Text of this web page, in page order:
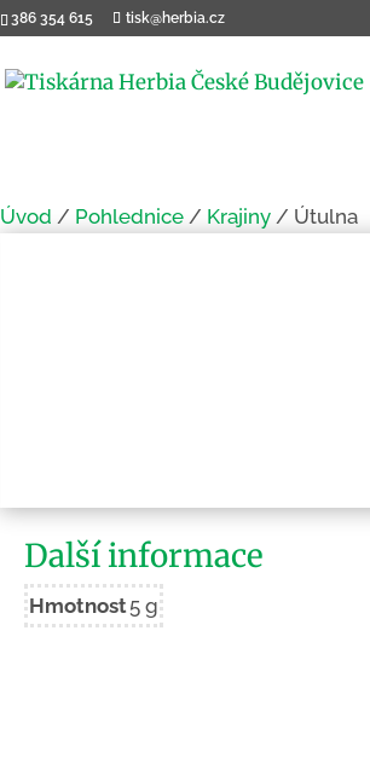
386 354 615 tisk@herbia.cz
Úvod / Pohlednice / Krajiny / Útulna
Další informace
Hmotnost5 g